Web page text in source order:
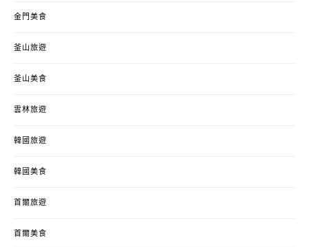
金門美食
釜山旅遊
釜山美食
雲林旅遊
韓國旅遊
韓國美食
首爾旅遊
首爾美食